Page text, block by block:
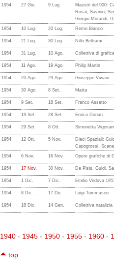
1954 27 Giu. 9 Lug.
Maestri del 900:
Rosai, Savinio,
Giorgio Morandi,
1954
10 Lug. 20 Lug. Remo Bianco
1954 21 Lug. 30 Lug. Nillo Beltrami
1954 31 Lug. 10 Ago. Collettiva di
1954 11 Ago. 19 Ago. Philip Martin
1954 20 Ago. 29 Ago. Giuseppe Viviani
1954 30 Ago. 8 Set. Matta
1954 9 Set. 18 Set. Franco Assetto
1954 19 Set. 28 Set. Enrico Donati
1954 29 Set. 8 Ott. Simonetta
1954 12 Ott. 5 Nov.
Dieci Spaziali:
Capogrossi,
1954
6 Nov. 16 Nov. Opere grafiche di
1954 17 Nov. 30 Nov. De Pisis, Guidi,
1954 1 Dic. 7 Dic. Emilio Vedova
1954 8 Dic. 17 Dic. Luigi Tommaseo
1954 18 Dic. 14 Gen. Collettiva natalizia
1940 - 1945 - 1950 - 1955 - 1960 -
top